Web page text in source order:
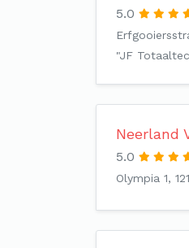
5.0
"JF
Neerland
5.0
Olympia 1,